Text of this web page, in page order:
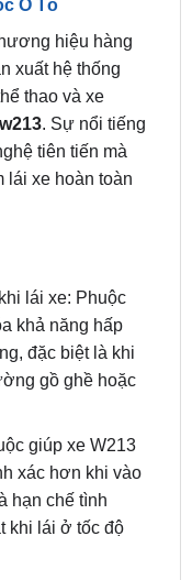
xuất hệ thống
thao và xe
. Sự nổi tiếng
tiên tiến mà
lái xe hoàn toàn
khả năng hấp
đặc biệt là khi
gồ ghề hoặc
giúp xe W213
xác hơn khi vào
hạn chế tình
khi lái ở tốc độ
Không chỉ giúp
cải thiện đáng